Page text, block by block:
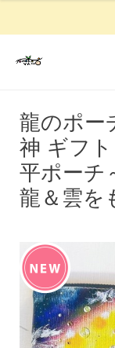
龍のポー
神 ギフ
平ポーチ
龍＆雲を